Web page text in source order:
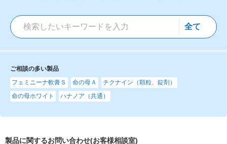
ご相談の多い製品
フェミニーナ軟膏Ｓ
命の母Ａ
チクナイン（顆粒、錠剤）
命の母ホワイト
ハナノア（共通）
製品に関するお問い合わせ(お客様相談室)